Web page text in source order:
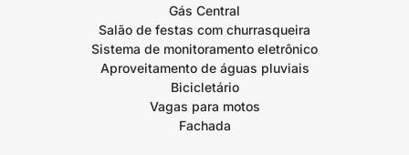
Gás Central
Salão de festas com churrasqueira
Sistema de monitoramento eletrônico
Aproveitamento de águas pluviais
Bicicletário
Vagas para motos
Fachada